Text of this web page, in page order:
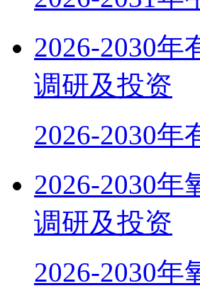
2026-2030
调研及投资
2026-2030
2026-2030
调研及投资
2026-2030